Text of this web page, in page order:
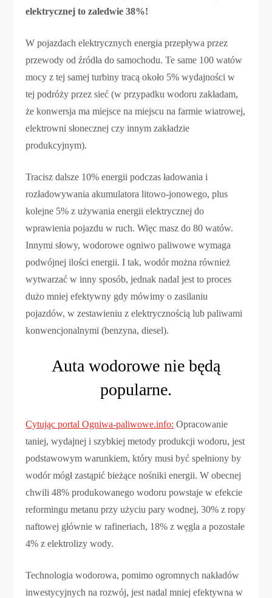
elektrycznej to zaledwie 38%!
W pojazdach elektrycznych energia przepływa przez
przewody od źródła do samochodu. Te same 100 watów
mocy z tej samej turbiny tracą około 5% wydajności w
tej podróży przez sieć (w przypadku wodoru zakładam,
że konwersja ma miejsce na miejscu na farmie wiatrowej,
elektrowni słonecznej czy innym zakładzie
produkcyjnym).
Tracisz dalsze 10% energii podczas ładowania i
rozładowywania akumulatora litowo-jonowego, plus
kolejne 5% z używania energii elektrycznej do
wprawienia pojazdu w ruch. Więc masz do 80 watów.
Innymi słowy, wodorowe ogniwo paliwowe wymaga
podwójnej ilości energii. I tak, wodór można również
wytwarzać w inny sposób, jednak nadal jest to proces
dużo mniej efektywny gdy mówimy o zasilaniu
pojazdów, w zestawieniu z elektrycznością lub paliwami
konwencjonalnymi (benzyna, diesel).
Auta wodorowe nie będą
popularne.
Cytując portal Ogniwa-paliwowe.info: Opracowanie
taniej, wydajnej i szybkiej metody produkcji wodoru, jest
podstawowym warunkiem, który musi być spełniony by
wodór mógł zastąpić bieżące nośniki energii. W obecnej
chwili 48% produkowanego wodoru powstaje w efekcie
reformingu metanu przy użyciu pary wodnej, 30% z ropy
naftowej głównie w rafineriach, 18% z węgla a pozostałe
4% z elektrolizy wody.
Technologia wodorowa, pomimo ogromnych nakładów
inwestycyjnych na rozwój, jest nadal mniej efektywna w